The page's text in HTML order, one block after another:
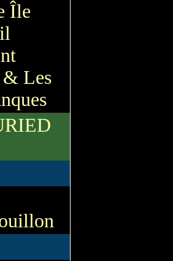
Île
& Les